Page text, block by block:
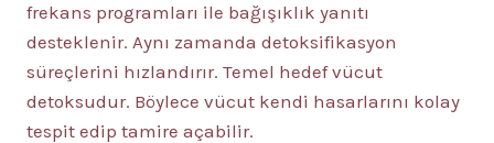
frekans programları ile bağışıklık yanıtı
desteklenir. Aynı zamanda detoksifikasyon
süreçlerini hızlandırır. Temel hedef vücut
detoksudur. Böylece vücut kendi hasarlarını kolay
tespit edip tamire açabilir.